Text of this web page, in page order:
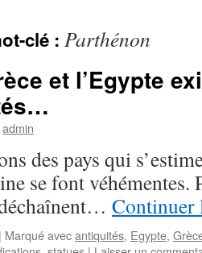
clé : Parthénon
et l’Egypte
admin
des pays qui
se font véhémentes.
| Marqué avecantiquités, Egypte,